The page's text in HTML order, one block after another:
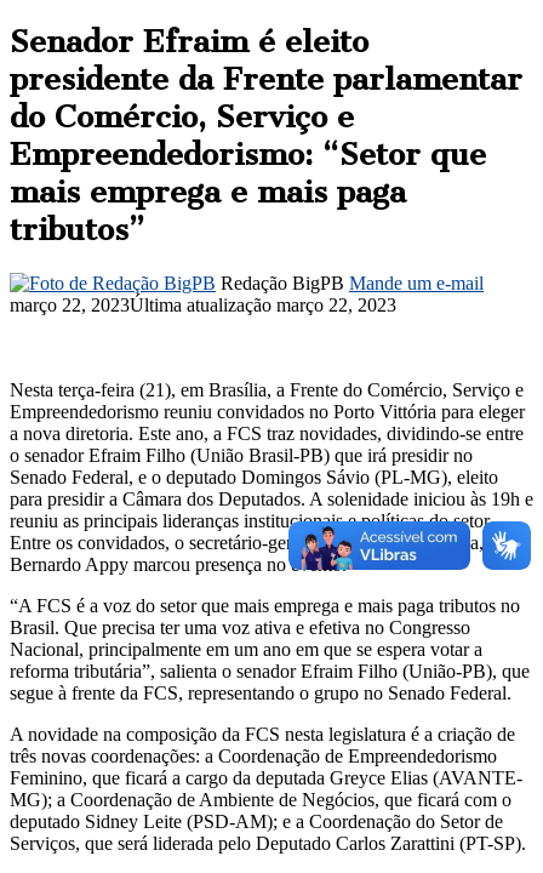
Senador Efraim é eleito
presidente da Frente parlamentar
do Comércio, Serviço e
Empreendedorismo: “Setor que
mais emprega e mais paga
tributos”
Redação BigPB Mande um e-mail
março 22, 2023Última atualização março 22, 2023
Nesta terça-feira (21), em Brasília, a Frente do Comércio, Serviço e
Empreendedorismo reuniu convidados no Porto Vittória para eleger
a nova diretoria. Este ano, a FCS traz novidades, dividindo-se entre
o senador Efraim Filho (União Brasil-PB) que irá presidir no
Senado Federal, e o deputado Domingos Sávio (PL-MG), eleito
para presidir a Câmara dos Deputados. A solenidade iniciou às 19h e
reuniu as principais lideranças institucionais e políticas do setor.
Entre os convidados, o secretário-geral da Reforma Tributária,
Bernardo Appy marcou presença no evento.
“A FCS é a voz do setor que mais emprega e mais paga tributos no
Brasil. Que precisa ter uma voz ativa e efetiva no Congresso
Nacional, principalmente em um ano em que se espera votar a
reforma tributária”, salienta o senador Efraim Filho (União-PB), que
segue à frente da FCS, representando o grupo no Senado Federal.
A novidade na composição da FCS nesta legislatura é a criação de
três novas coordenações: a Coordenação de Empreendedorismo
Feminino, que ficará a cargo da deputada Greyce Elias (AVANTE-
MG); a Coordenação de Ambiente de Negócios, que ficará com o
deputado Sidney Leite (PSD-AM); e a Coordenação do Setor de
Serviços, que será liderada pelo Deputado Carlos Zarattini (PT-SP).